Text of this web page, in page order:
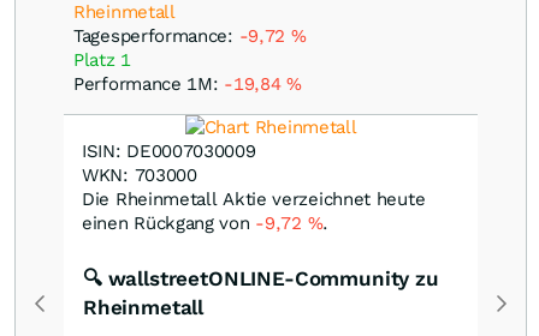
Rheinmetall
Tagesperformance: -9,72 %
Platz 1
Performance 1M: -19,84%
ISIN: DE0007030009
WKN: 703000
Die Rheinmetall Aktie verzeichnet heute
einen Rückgang von -9,72 %.
🔍 wallstreetONLINE-Community zu
Rheinmetall